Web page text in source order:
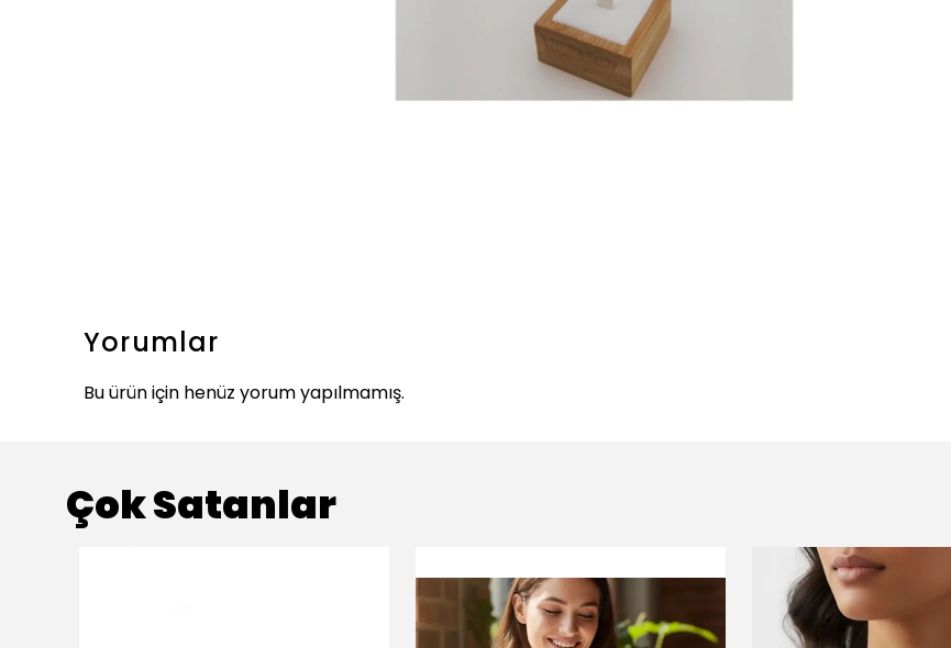
Yorumlar
Bu ürün için henüz yorum yapılmamış.
Çok Satanlar